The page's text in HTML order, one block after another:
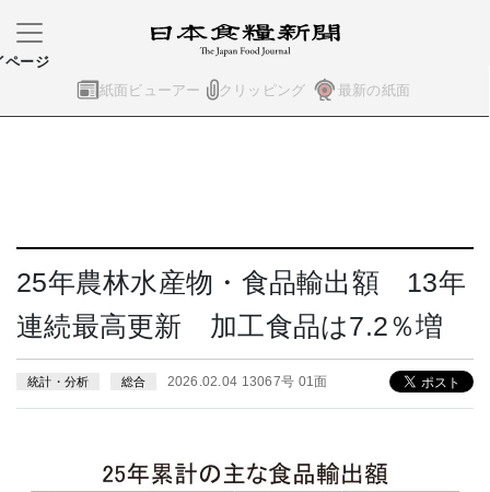
紙面ビューアー クリッピング 最新の紙面
ページ
25年農林水産物・食品輸出額 13年
連続最高更新 加工食品は7.2％増
統計・分析 総合 2026.02.04 13067号 01面